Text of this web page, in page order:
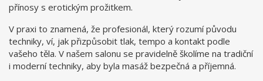
přínosy s erotickým prožitkem.
V praxi to znamená, že profesionál, který rozumí původu
techniky, ví, jak přizpůsobit tlak, tempo a kontakt podle
vašeho těla. V našem salonu se pravidelně školíme na tradiční
i moderní techniky, aby byla masáž bezpečná a příjemná.